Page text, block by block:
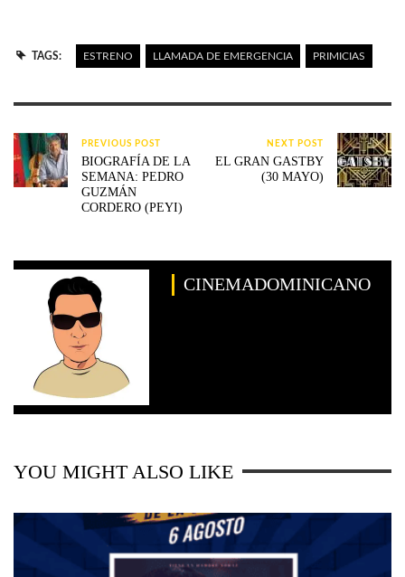
TAGS: ESTRENO LLAMADA DE EMERGENCIA PRIMICIAS
PREVIOUS POST
BIOGRAFÍA DE LA
SEMANA: PEDRO
GUZMÁN
CORDERO (PEYI)
NEXT POST
EL GRAN GASTBY
(30 MAYO)
CINEMADOMINICANO
YOU MIGHT ALSO LIKE